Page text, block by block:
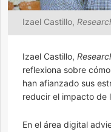
Izael Castillo,
Izael Castillo,
reflexiona sobre
han afianzado sus
reducir el impacto de
En el área digital